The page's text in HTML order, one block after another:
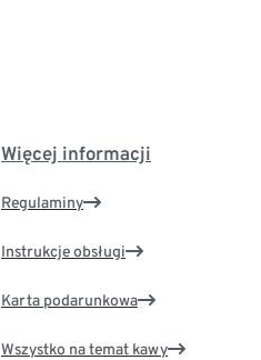
Więcej informacji
Regulaminy
Instrukcje obsługi
Karta podarunkowa
Wszystko na temat kawy